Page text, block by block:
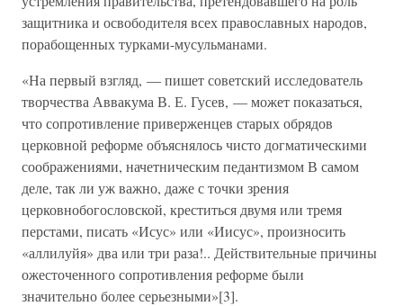
защитника и освободителя всех православных народов,
порабощенных турками-мусульманами.
«На первый взгляд, — пишет советский исследователь
творчества Аввакума В. Е. Гусев, — может показаться,
что сопротивление приверженцев старых обрядов
церковной реформе объяснялось чисто догматическими
соображениями, начетническим педантизмом В самом
деле, так ли уж важно, даже с точки зрения
церковнобогословской, креститься двумя или тремя
перстами, писать «Исус» или «Иисус», произносить
«аллилуйя» два или три раза!.. Действительные причины
ожесточенного сопротивления реформе были
значительно более серьезными»[3].